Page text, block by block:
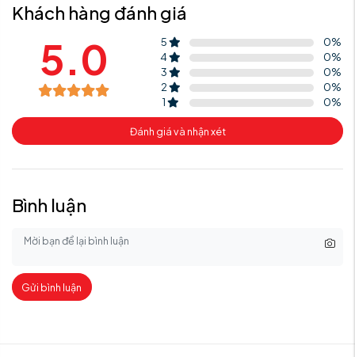
Khách hàng đánh giá
5.0 5 0%
4
0%
3
0%
2
0%
1
0%
Đánh giá và nhận xét
Bình luận
Gửi bình luận